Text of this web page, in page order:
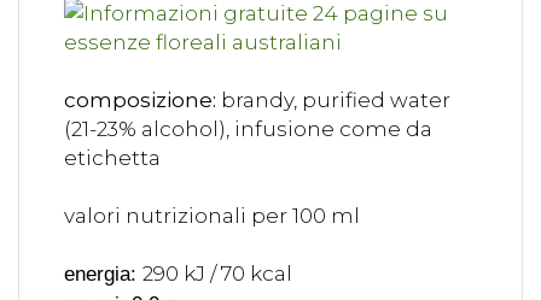
composizione: brandy, purified water
(21-23% alcohol), infusione come da
etichetta
valori nutrizionali per 100 ml
energia: 290 kJ / 70 kcal